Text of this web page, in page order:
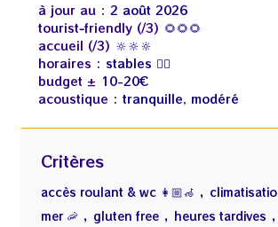
à jour au : 2 août 2026
tourist‑friendly (/3) 🌻🌻🌻
accueil (/3) 🔆🔆🔆
horaires : stables 👍🏻
budget ± 10-20€
acoustique : tranquille, modéré
Critères
accès roulant & wc 👩🏼‍🦽 ,
mer 🦐 , gluten free , heures tardives ,